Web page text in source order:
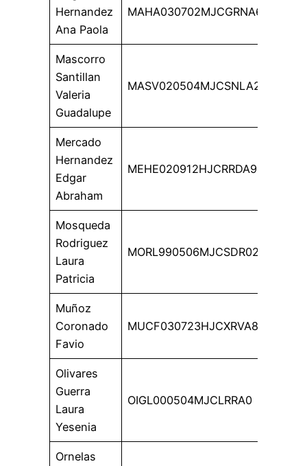
Hernandez
Ana Paola
MAHA030702MJCGRNA6
Mascorro
Santillan
Valeria
Guadalupe
MASV020504MJCSNLA2
Mercado
Hernandez
Edgar
Abraham
MEHE020912HJCRRDA9
Mosqueda
Rodriguez
Laura
Patricia
MORL990506MJCSDR02
Muñoz
Coronado
Favio
MUCF030723HJCXRVA8
Olivares
Guerra
Laura
Yesenia
OIGL000504MJCLRRA0
Ornelas